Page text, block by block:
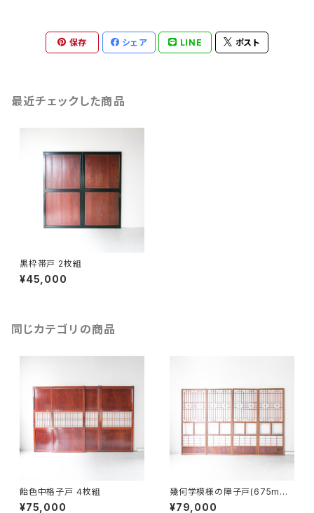
保存 シェア LINE ポスト
最近チェックした商品
黒枠帯戸 2枚組
¥45,000
同じカテゴリの商品
飴色中格子戸 ４枚組
¥75,000
幾何学模様の障子戸(675mm)
４枚組
¥79,000